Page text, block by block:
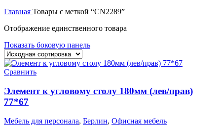
Главная Товары с меткой “CN2289”
Отображение единственного товара
Показать боковую панель
Сравнить
Элемент к угловому столу 180мм (лев/прав)
77*67
Мебель для персонала, Берлин, Офисная мебель